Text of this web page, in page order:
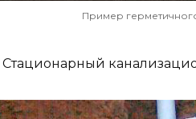
Пример
Стационарный